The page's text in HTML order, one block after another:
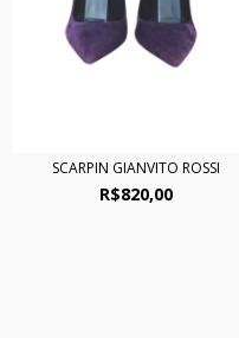
SCARPIN GIANVITO ROSSI
R$820,00